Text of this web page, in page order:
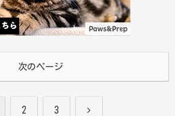
次のページ
2 3 次